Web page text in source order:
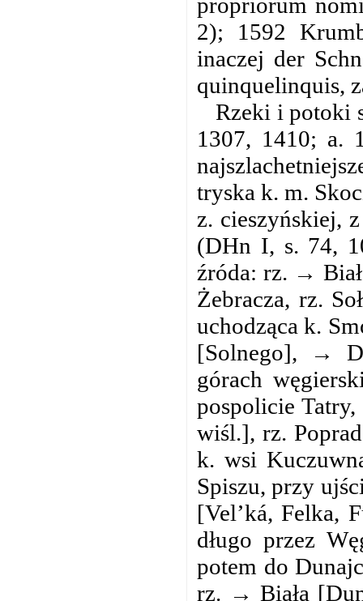
2); 1592
inaczej der
quinquelinquis,
Rzeki i potoki
1307, 1410; a.
tryska k. m.
z. cieszyńskiej,
(DHn I, s. 74,
źróda: rz. →
Żebracza, rz.
uchodząca k.
[Solnego], →
górach
pospolicie Tatry,
wiśl.], rz.
k. wsi
Spiszu, przy
[Vel’ká, Felka,
długo przez
potem do
rz. → Biała